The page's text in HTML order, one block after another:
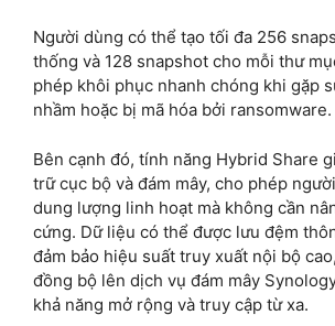
Người dùng có thể tạo tối đa 256
thống và 128 snapshot cho mỗi thư
phép khôi phục nhanh chóng khi gặp
nhầm hoặc bị mã hóa bởi ransomware.
Bên cạnh đó, tính năng Hybrid Share
trữ cục bộ và đám mây, cho phép
dung lượng linh hoạt mà không cần
cứng. Dữ liệu có thể được lưu đệm
đảm bảo hiệu suất truy xuất nội bộ
đồng bộ lên dịch vụ đám mây
khả năng mở rộng và truy cập từ xa.